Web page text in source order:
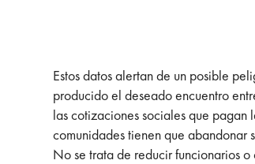
Estos datos alertan de un posible
producido el deseado encuentro
las cotizaciones sociales que pagan
comunidades tienen que abandonar
No se trata de reducir funcionarios